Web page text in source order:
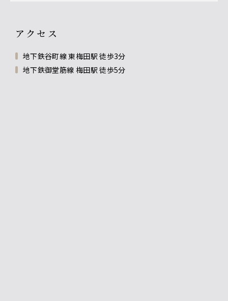
アクセス
地下鉄谷町線 東梅田駅 徒歩3分
地下鉄御堂筋線 梅田駅 徒歩5分